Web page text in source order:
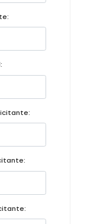
Territorial -